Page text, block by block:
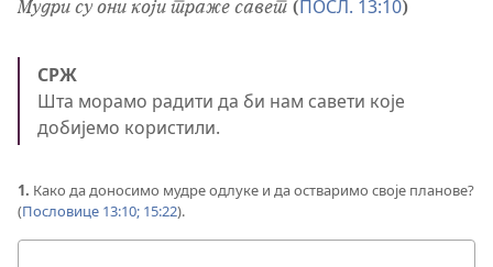
Мудри су они који траже савет (ПОСЛ. 13:10)
СРЖ
Шта морамо радити да би нам савети које
добијемо користили.
1. Како да доносимо мудре одлуке и да остваримо своје планове?
(Пословице 13:10; 15:22).